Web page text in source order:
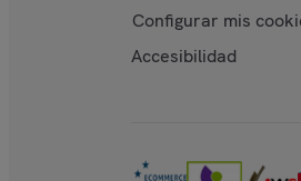
Configurar mis
Accesibilidad